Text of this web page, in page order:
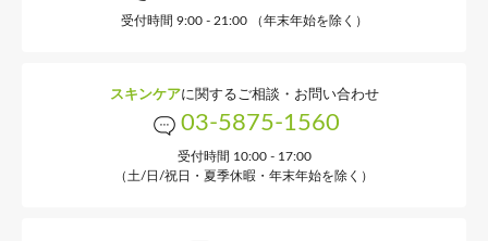
お買い物かごに
受付時間 9:00 - 21:00 （年末年始を除く）
スキンケアに関するご相談・お問い合わせ
03-5875-1560
受付時間 10:00 - 17:00
（土/日/祝日・夏季休暇・年末年始を除く）